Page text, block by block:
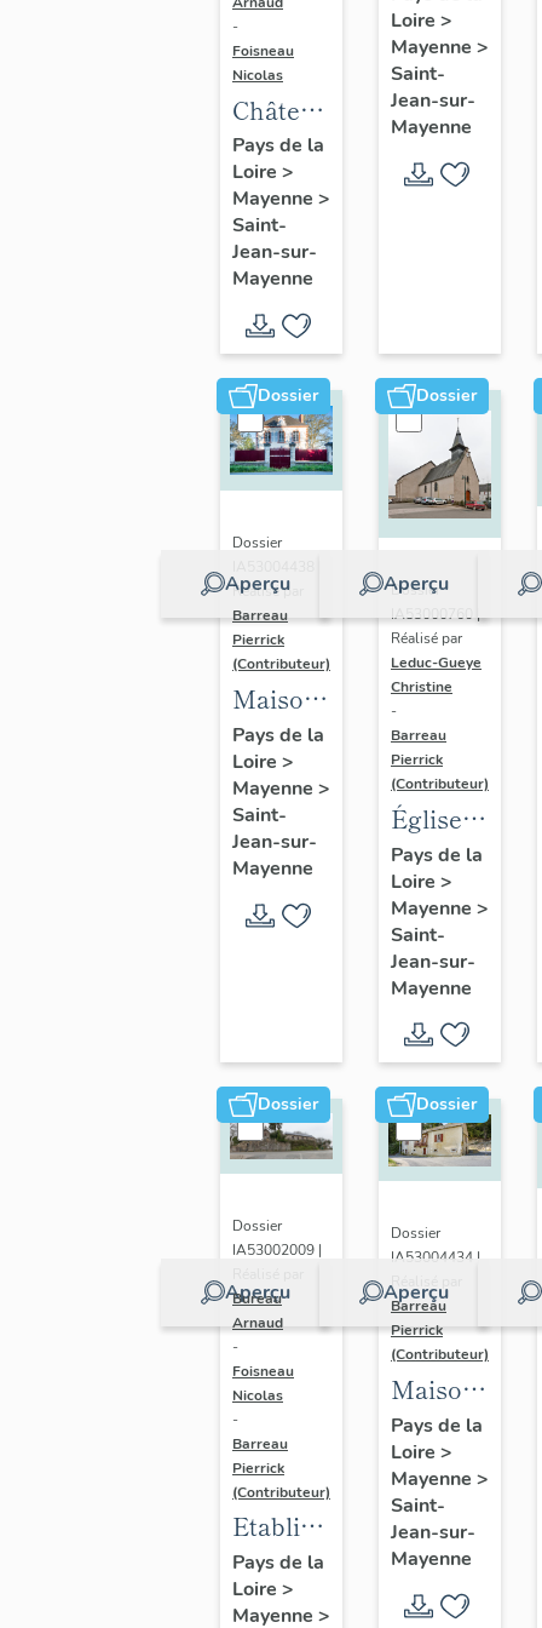
-
Foisneau
Nicolas
Château
-
Gondin,
Saint-
Jean-
sur-
Mayenne
Pays de la
Loire >
Mayenne >
Saint-
Jean-sur-
Mayenne
Jean-
sur-
Mayenne
Loire >
Mayenne >
Saint-
Jean-sur-
Mayenne
Dossier
Aperçu
Dossier
Réalisé par
Barreau
Pierrick
(Contributeur)
Maison
de
villégiature
dite villa
les
Genévriers,
Hyaule
Pays de la
Loire >
Mayenne >
Saint-
Jean-sur-
Mayenne
Dossier
Aperçu
Dossier
IA53000760 |
Réalisé par
Leduc-Gueye
Christine
-
Barreau
Pierrick
(Contributeur)
Église
paroissiale
Saint-
Jean-
Baptiste
de
Saint-
Jean-
sur-
Mayenne
Pays de la
Loire >
Mayenne >
Saint-
Jean-sur-
Mayenne
Dossier
Aperçu
Dossier
IA53002009 |
Bureau
Arnaud
-
Foisneau
Nicolas
-
Barreau
Pierrick
(Contributeur)
Etablissement
conventuel,
puis
Pays de la
Loire >
Mayenne >
Dossier
Aperçu
Dossier
IA53004434 |
Réalisé par
Barreau
Pierrick
(Contributeur)
Maison
de
villégiature
dite
Bagatelle,
la
Pays de la
Loire >
Mayenne >
Saint-
Jean-sur-
Mayenne